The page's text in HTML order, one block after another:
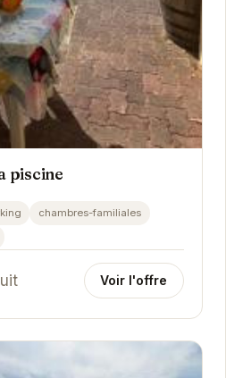
piscine
chambres-familiales
Voir l'offre